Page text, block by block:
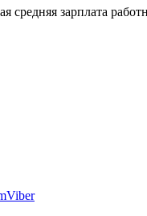
средняя зарплата
Viber